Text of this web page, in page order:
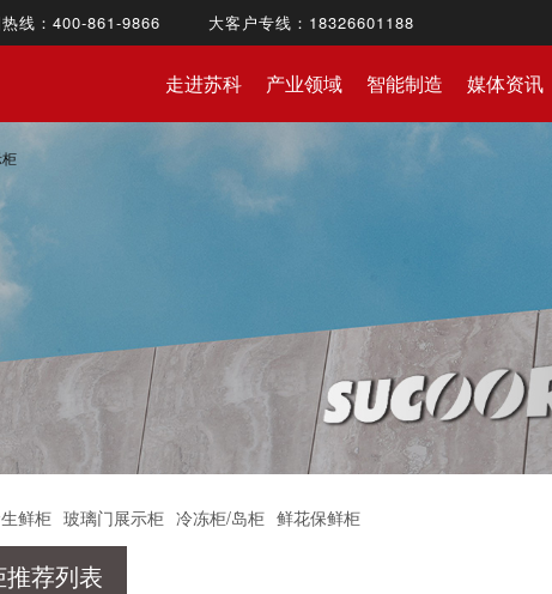
线：400-861-9866 大客户专线：18326601188
走进苏科 产业领域 智能制造 媒体资讯
鲜柜 玻璃门展示柜 冷冻柜/岛柜 鲜花保鲜柜
荐列表